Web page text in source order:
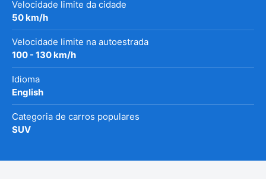
Velocidade limite da cidade
50 km/h
Velocidade limite na autoestrada
100 - 130 km/h
Idioma
English
Categoria de carros populares
SUV